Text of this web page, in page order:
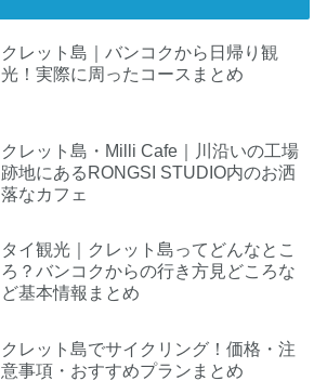
クレット島｜バンコクから日帰り観
光！実際に周ったコースまとめ
クレット島・Milli Cafe｜川沿いの工場
跡地にあるRONGSI STUDIO内のお洒
落なカフェ
タイ観光｜クレット島ってどんなとこ
ろ？バンコクからの行き方見どころな
ど基本情報まとめ
クレット島でサイクリング！価格・注
意事項・おすすめプランまとめ